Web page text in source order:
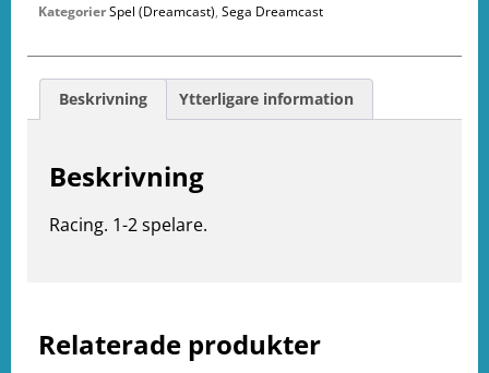
Relaterade produkter
KategorierSpel (Dreamcast), Sega Dreamcast
Beskrivning Ytterligare information
Beskrivning
Racing. 1-2 spelare.